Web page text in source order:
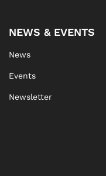
NEWS & EVENTS
News
Events
Newsletter